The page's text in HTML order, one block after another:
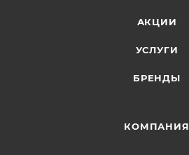
АКЦИИ
УСЛУГИ
БРЕНДЫ
КОМПАНИЯ